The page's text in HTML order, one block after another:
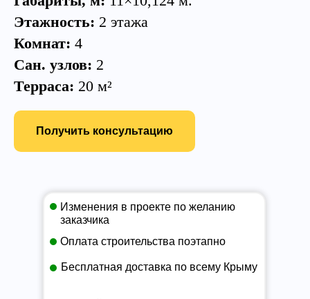
Этажность: 2 этажа
Комнат: 4
Сан. узлов: 2
Терраса: 20 м²
Получить консультацию
Изменения в проекте по желанию
заказчика
Оплата строительства поэтапно
Бесплатная доставка по всему Крыму